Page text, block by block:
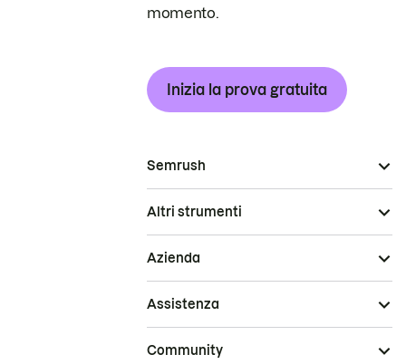
momento.
Inizia la prova gratuita
Semrush
Altri strumenti
Azienda
Assistenza
Community